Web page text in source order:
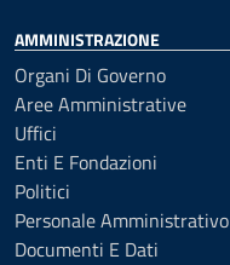
AMMINISTRAZIONE
Organi Di Governo
Aree Amministrative
Uffici
Enti E Fondazioni
Politici
Personale Amministrativo
Documenti E Dati